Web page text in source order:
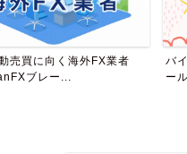
バイナリーオプション無料サインツ
ール配布サイト7選｜MT...